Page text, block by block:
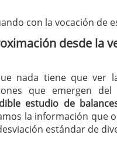
CATALEJO SOBRE
alcanzar la zona de
rebote interesante
con la vocación de
desde la
nada tiene que ver
que emergen
estudio de
la información que
estándar de